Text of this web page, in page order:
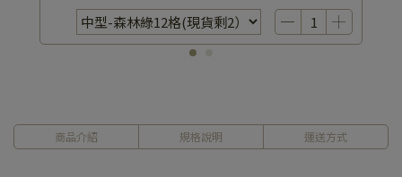
商品介紹 規格說明 運送方式